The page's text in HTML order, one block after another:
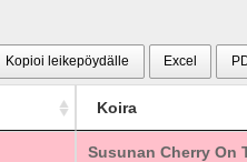
Kopioi leikepöydälle Excel
Koira
Susunan Cherry On